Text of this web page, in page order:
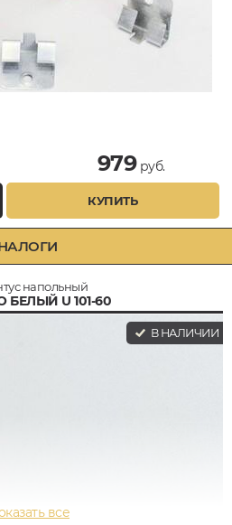
979руб.
КУПИТЬ
напольный
БЕЛЫЙ U 101-60
В НАЛИЧИИ